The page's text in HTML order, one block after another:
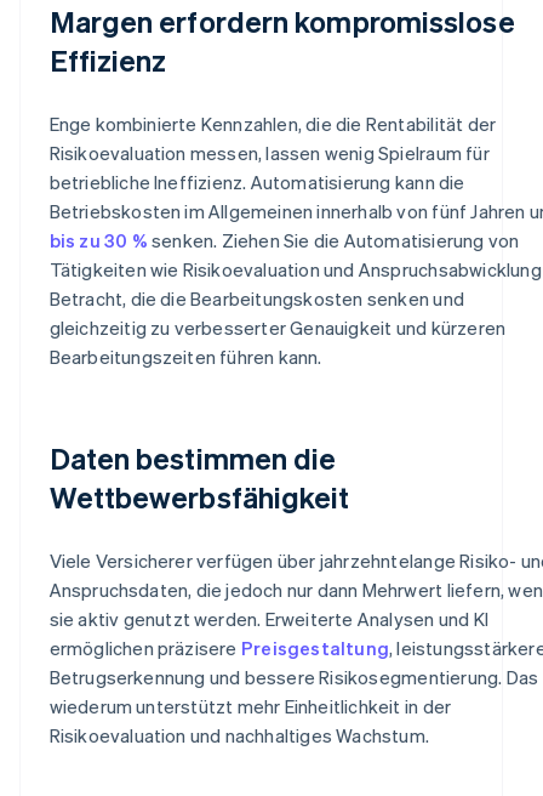
Margen erfordern kompromisslose
Effizienz
Enge kombinierte Kennzahlen, die die Rentabilität der
Risikoevaluation messen, lassen wenig Spielraum für
betriebliche Ineffizienz. Automatisierung kann die
Betriebskosten im Allgemeinen innerhalb von fünf Jahren
bis zu 30 % senken. Ziehen Sie die Automatisierung von
Tätigkeiten wie Risikoevaluation und
Betracht, die die Bearbeitungskosten senken und
gleichzeitig zu verbesserter Genauigkeit und kürzeren
Bearbeitungszeiten führen kann.
Daten bestimmen die
Wettbewerbsfähigkeit
Viele Versicherer verfügen über jahrzehntelange Risiko-
Anspruchsdaten, die jedoch nur dann Mehrwert liefern,
sie aktiv genutzt werden. Erweiterte Analysen und KI
ermöglichen präzisere Preisgestaltung,
Betrugserkennung und bessere Risikosegmentierung. Das
wiederum unterstützt mehr Einheitlichkeit in der
Risikoevaluation und nachhaltiges Wachstum.